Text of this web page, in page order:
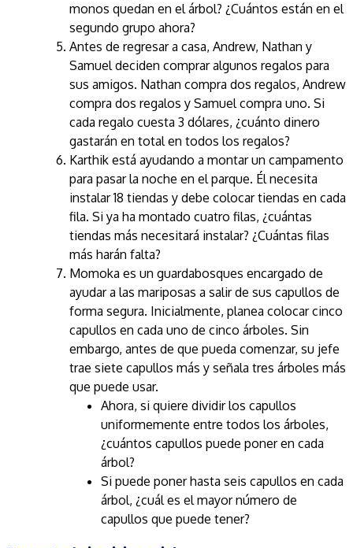
monos quedan en el árbol? ¿Cuántos están en el
segundo grupo ahora?
Antes de regresar a casa, Andrew, Nathan y
Samuel deciden comprar algunos regalos para
sus amigos. Nathan compra dos regalos, Andrew
compra dos regalos y Samuel compra uno. Si
cada regalo cuesta 3 dólares, ¿cuánto dinero
gastarán en total en todos los regalos?
Karthik está ayudando a montar un campamento
para pasar la noche en el parque. Él necesita
instalar 18 tiendas y debe colocar tiendas en cada
fila. Si ya ha montado cuatro filas, ¿cuántas
tiendas más necesitará instalar? ¿Cuántas filas
más harán falta?
Momoka es un guardabosques encargado de
ayudar a las mariposas a salir de sus capullos de
forma segura. Inicialmente, planea colocar cinco
capullos en cada uno de cinco árboles. Sin
embargo, antes de que pueda comenzar, su jefe
trae siete capullos más y señala tres árboles más
que puede usar.
Ahora, si quiere dividir los capullos
uniformemente entre todos los árboles,
¿cuántos capullos puede poner en cada
árbol?
Si puede poner hasta seis capullos en cada
árbol, ¿cuál es el mayor número de
capullos que puede tener?